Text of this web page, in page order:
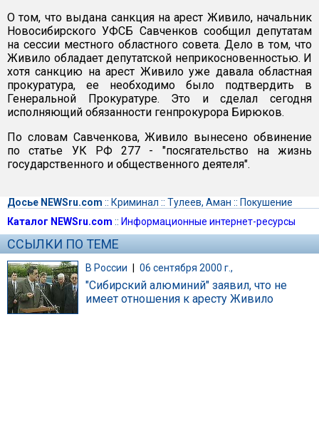
О том, что выдана санкция на арест Живило, начальник
Новосибирского УФСБ Савченков сообщил депутатам
на сессии местного областного совета. Дело в том, что
Живило обладает депутатской неприкосновенностью. И
хотя санкцию на арест Живило уже давала областная
прокуратура, ее необходимо было подтвердить в
Генеральной Прокуратуре. Это и сделал сегодня
исполняющий обязанности генпрокурора Бирюков.
По словам Савченкова, Живило вынесено обвинение
по статье УК РФ 277 - "посягательство на жизнь
государственного и общественного деятеля".
Досье NEWSru.com :: Криминал :: Тулеев, Аман :: Покушение
Каталог NEWSru.com :: Информационные интернет-ресурсы
ССЫЛКИ ПО ТЕМЕ
В России | 06 сентября 2000 г.,
"Сибирский алюминий" заявил, что не
имеет отношения к аресту Живило